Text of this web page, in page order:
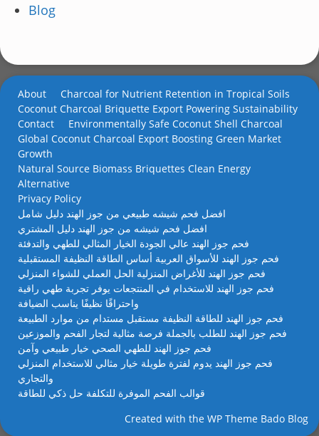
Blog
About
Charcoal for Nutrient Retention in Tropical Soils
Coconut Charcoal Briquette Export Powering Sustainability
Contact
Environmentally Safe Coconut Shell Charcoal
Global Coconut Charcoal Export Boosting Green Market
Growth
Natural Source Biomass Briquettes Clean Energy
Alternative
Privacy Policy
افضل فحم شيشه طبيعي من جوز الهند دليل شامل
افضل فحم شيشه من جوز الهند دليل المشتري
فحم جوز الهند عالي الجودة الخيار المثالي للطهي والتدفئة
فحم جوز الهند للأسواق العربية أساس الطاقة النظيفة المستقبلية
فحم جوز الهند للأغراض المنزلية الحل العملي للشواء المنزلي
فحم جوز الهند للاستخدام في المنتجعات يوفر تجربة طهي راقية
واحتراقًا نظيفًا يناسب الضيافة
فحم جوز الهند للطاقة النظيفة مستقبل مستدام من موارد الطبيعة
فحم جوز الهند للطلب بالجملة فرصة مثالية لتجار الفحم والموزعين
فحم جوز الهند للطهي الصحي خيار طبيعي وآمن
فحم جوز الهند يدوم لفترة طويلة خيار مثالي للاستخدام المنزلي
والتجاري
قوالب الفحم الموفرة للتكلفة حل ذكي للطاقة
Created with the WP Theme Bado Blog